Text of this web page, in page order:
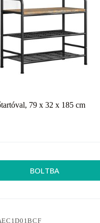
79 x 32 x 185 cm
BOLTBA